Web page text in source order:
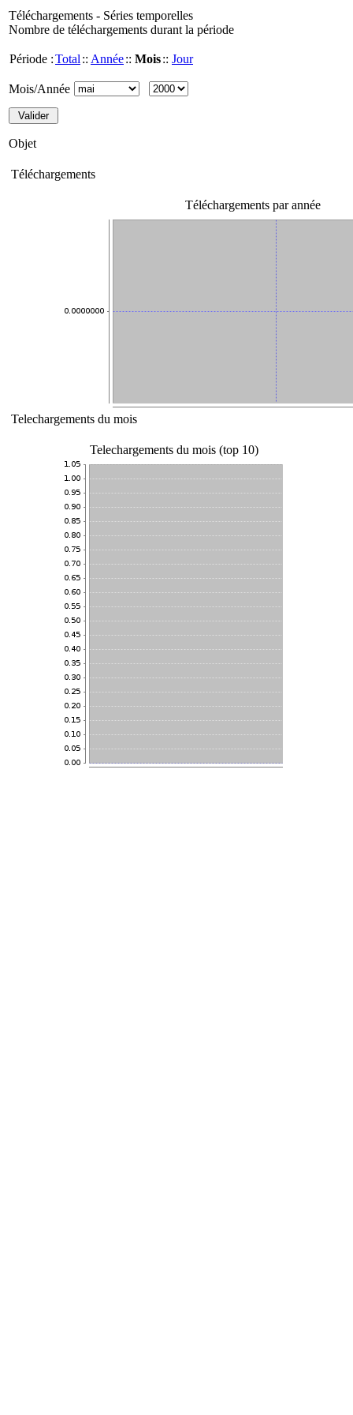
Téléchargements - Séries temporelles
Nombre de téléchargements durant la période
Période :Total :: Année:: Mois:: Jour
Mois/Année
Objet
Téléchargements
Téléchargements par année
Telechargements du mois
Telechargements du mois (top 10)